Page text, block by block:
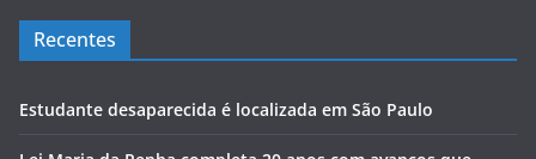
Recentes
Estudante desaparecida é localizada em São Paulo